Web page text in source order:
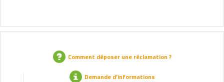
Comment déposer une réclamation ?
Demande d’informations